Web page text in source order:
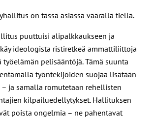
on tässä asiassa väärällä tiellä.
puuttuisi alipalkkaukseen ja
ideologista ristiretkeä ammattiliittoja
työelämän pelisääntöjä. Tämä suunta
työntekijöiden suojaa lisätään
ja samalla romutetaan rehellisten
kilpailuedellytykset. Hallituksen
poista ongelmia – ne pahentavat